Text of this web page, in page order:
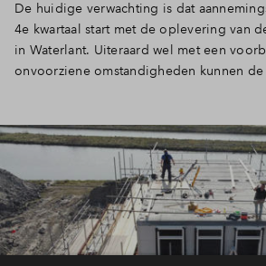
De huidige verwachting is dat
4e kwartaal start met de oplevering van
in Waterlant. Uiteraard wel met een
onvoorziene omstandigheden kunnen